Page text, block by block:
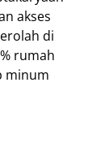
akses
di
rumah
minum